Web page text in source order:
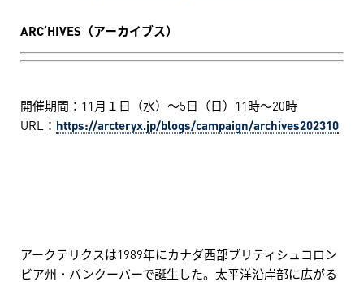
ARC‘HIVES（アーカイブス）
開催期間：11月１日（水）～5日（日）11時～20時
URL： https://arcteryx.jp/blogs/campaign/archives202310
アークテリクスは1989年にカナダ西部ブリティシュコロン
ビア州・バンクーバーで誕生した。太平洋沿岸部に広がる